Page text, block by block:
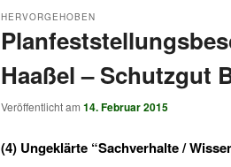
Haaßel – Schutzgut
HERVORGEHOBEN
Veröffentlicht am 14. Februar 2015
(4) Ungeklärte “Sachverhalte /